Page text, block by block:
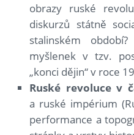
obrazy ruské
diskurzů státně
stalinském
myšlenek v tzv.
„konci dějin“ v roce
Ruské revoluce v
a ruské impérium
performance a